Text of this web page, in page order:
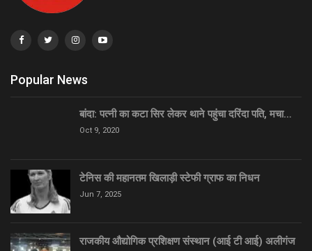
Popular News
बांदा: पत्नी का कटा सिर लेकर थाने पहुंचा दरिंदा पति, मचा…
Oct 9, 2020
टेनिस की महानतम खिलाड़ी स्टेफी ग्राफ का निधन
Jun 7, 2025
राजकीय औद्योगिक प्रशिक्षण संस्थान (आई टी आई) अलीगंज